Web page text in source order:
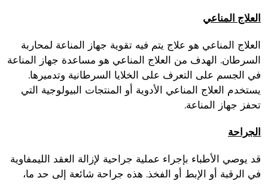
العلاج المناعي
العلاج المناعي هو علاج يتم فيه تقوية جهاز المناعة لمحاربة
السرطان. الهدف من العلاج المناعي هو مساعدة جهاز المناعة
في الجسم على التعرف على الخلايا السرطانية وتدميرها.
يستخدم العلاج المناعي الأدوية أو المنتجات البيولوجية التي
تحفز جهاز المناعة.
الجراحة
قد يوصي الأطباء بإجراء عملية جراحية لإزالة العقد الليمفاوية
في الرقبة أو الإبط أو الفخذ. هذه جراحة شائعة إلى حد ما،